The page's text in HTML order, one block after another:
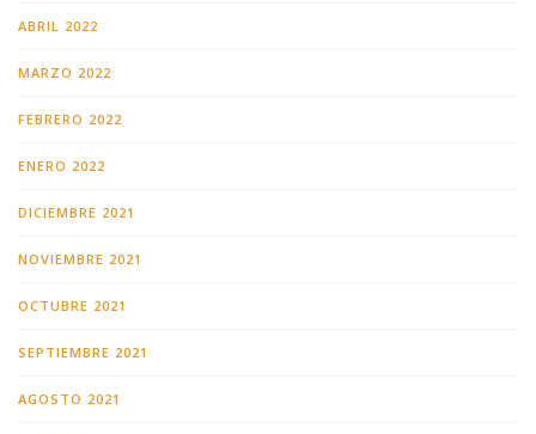
ABRIL 2022
MARZO 2022
FEBRERO 2022
ENERO 2022
DICIEMBRE 2021
NOVIEMBRE 2021
OCTUBRE 2021
SEPTIEMBRE 2021
AGOSTO 2021